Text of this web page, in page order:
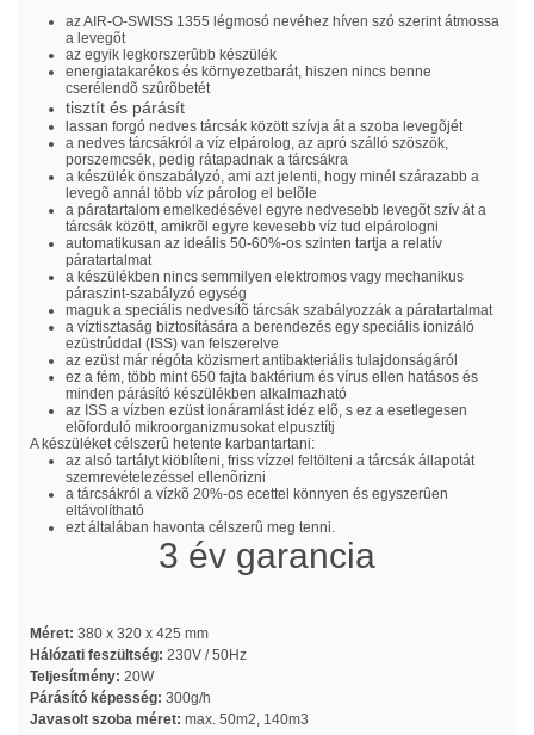
az AIR-O-SWISS 1355 légmosó nevéhez híven szó szerint átmossa
a levegõt
az egyik legkorszerûbb készülék
energiatakarékos és környezetbarát, hiszen nincs benne
cserélendõ szûrõbetét
tisztít és párásít
lassan forgó nedves tárcsák között szívja át a szoba levegõjét
a nedves tárcsákról a víz elpárolog, az apró szálló szöszök,
porszemcsék, pedig rátapadnak a tárcsákra
a készülék önszabályzó, ami azt jelenti, hogy minél szárazabb a
levegõ annál több víz párolog el belõle
a páratartalom emelkedésével egyre nedvesebb levegõt szív át a
tárcsák között, amikrõl egyre kevesebb víz tud elpárologni
automatikusan az ideális 50-60%-os szinten tartja a relatív
páratartalmat
a készülékben nincs semmilyen elektromos vagy mechanikus
páraszint-szabályzó egység
maguk a speciális nedvesítõ tárcsák szabályozzák a páratartalmat
a víztisztaság biztosítására a berendezés egy speciális ionizáló
ezüstrúddal (ISS) van felszerelve
az ezüst már régóta közismert antibakteriális tulajdonságáról
ez a fém, több mint 650 fajta baktérium és vírus ellen hatásos és
minden párásító készülékben alkalmazható
az ISS a vízben ezüst ionáramlást idéz elõ, s ez a esetlegesen
elõforduló mikroorganizmusokat elpusztítj
A készüléket célszerû hetente karbantartani:
az alsó tartályt kiöblíteni, friss vízzel feltölteni a tárcsák állapotát
szemrevételezéssel ellenõrizni
a tárcsákról a vízkõ 20%-os ecettel könnyen és egyszerûen
eltávolítható
ezt általában havonta célszerû meg tenni.
3 év garancia
Méret: 380 x 320 x 425 mm
Hálózati feszültség: 230V / 50Hz
Teljesítmény: 20W
Párásító képesség: 300g/h
Javasolt szoba méret: max. 50m2, 140m3